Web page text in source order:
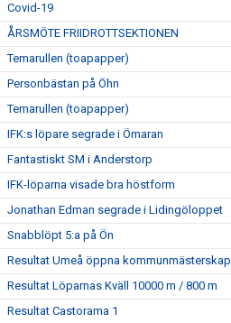
Covid-19
ÅRSMÖTE FRIIDROTTSEKTIONEN
Temarullen (toapapper)
Personbästan på Öhn
Temarullen (toapapper)
IFK:s löpare segrade i Ömaran
Fantastiskt SM i Anderstorp
IFK-löparna visade bra höstform
Jonathan Edman segrade i Lidingöloppet
Snabblöpt 5:a på Ön
Resultat Umeå öppna kommunmästerskap
Resultat Löparnas Kväll 10000 m / 800 m
Resultat Castorama 1